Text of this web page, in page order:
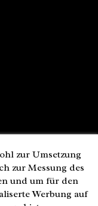
zur Umsetzung
zur Messung des
und um für den
Werbung auf